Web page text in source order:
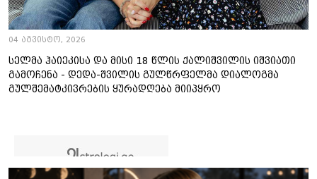
04 აგვისტო, 2026
სელმა ჰაიეკისა და მისი 18 წლის ქალიშვილის იშვიათი
გამოჩენა - დედა-შვილის გულწრფელმა დიალოგმა
გულშემატკივრების ყურადღება მიიპყრო